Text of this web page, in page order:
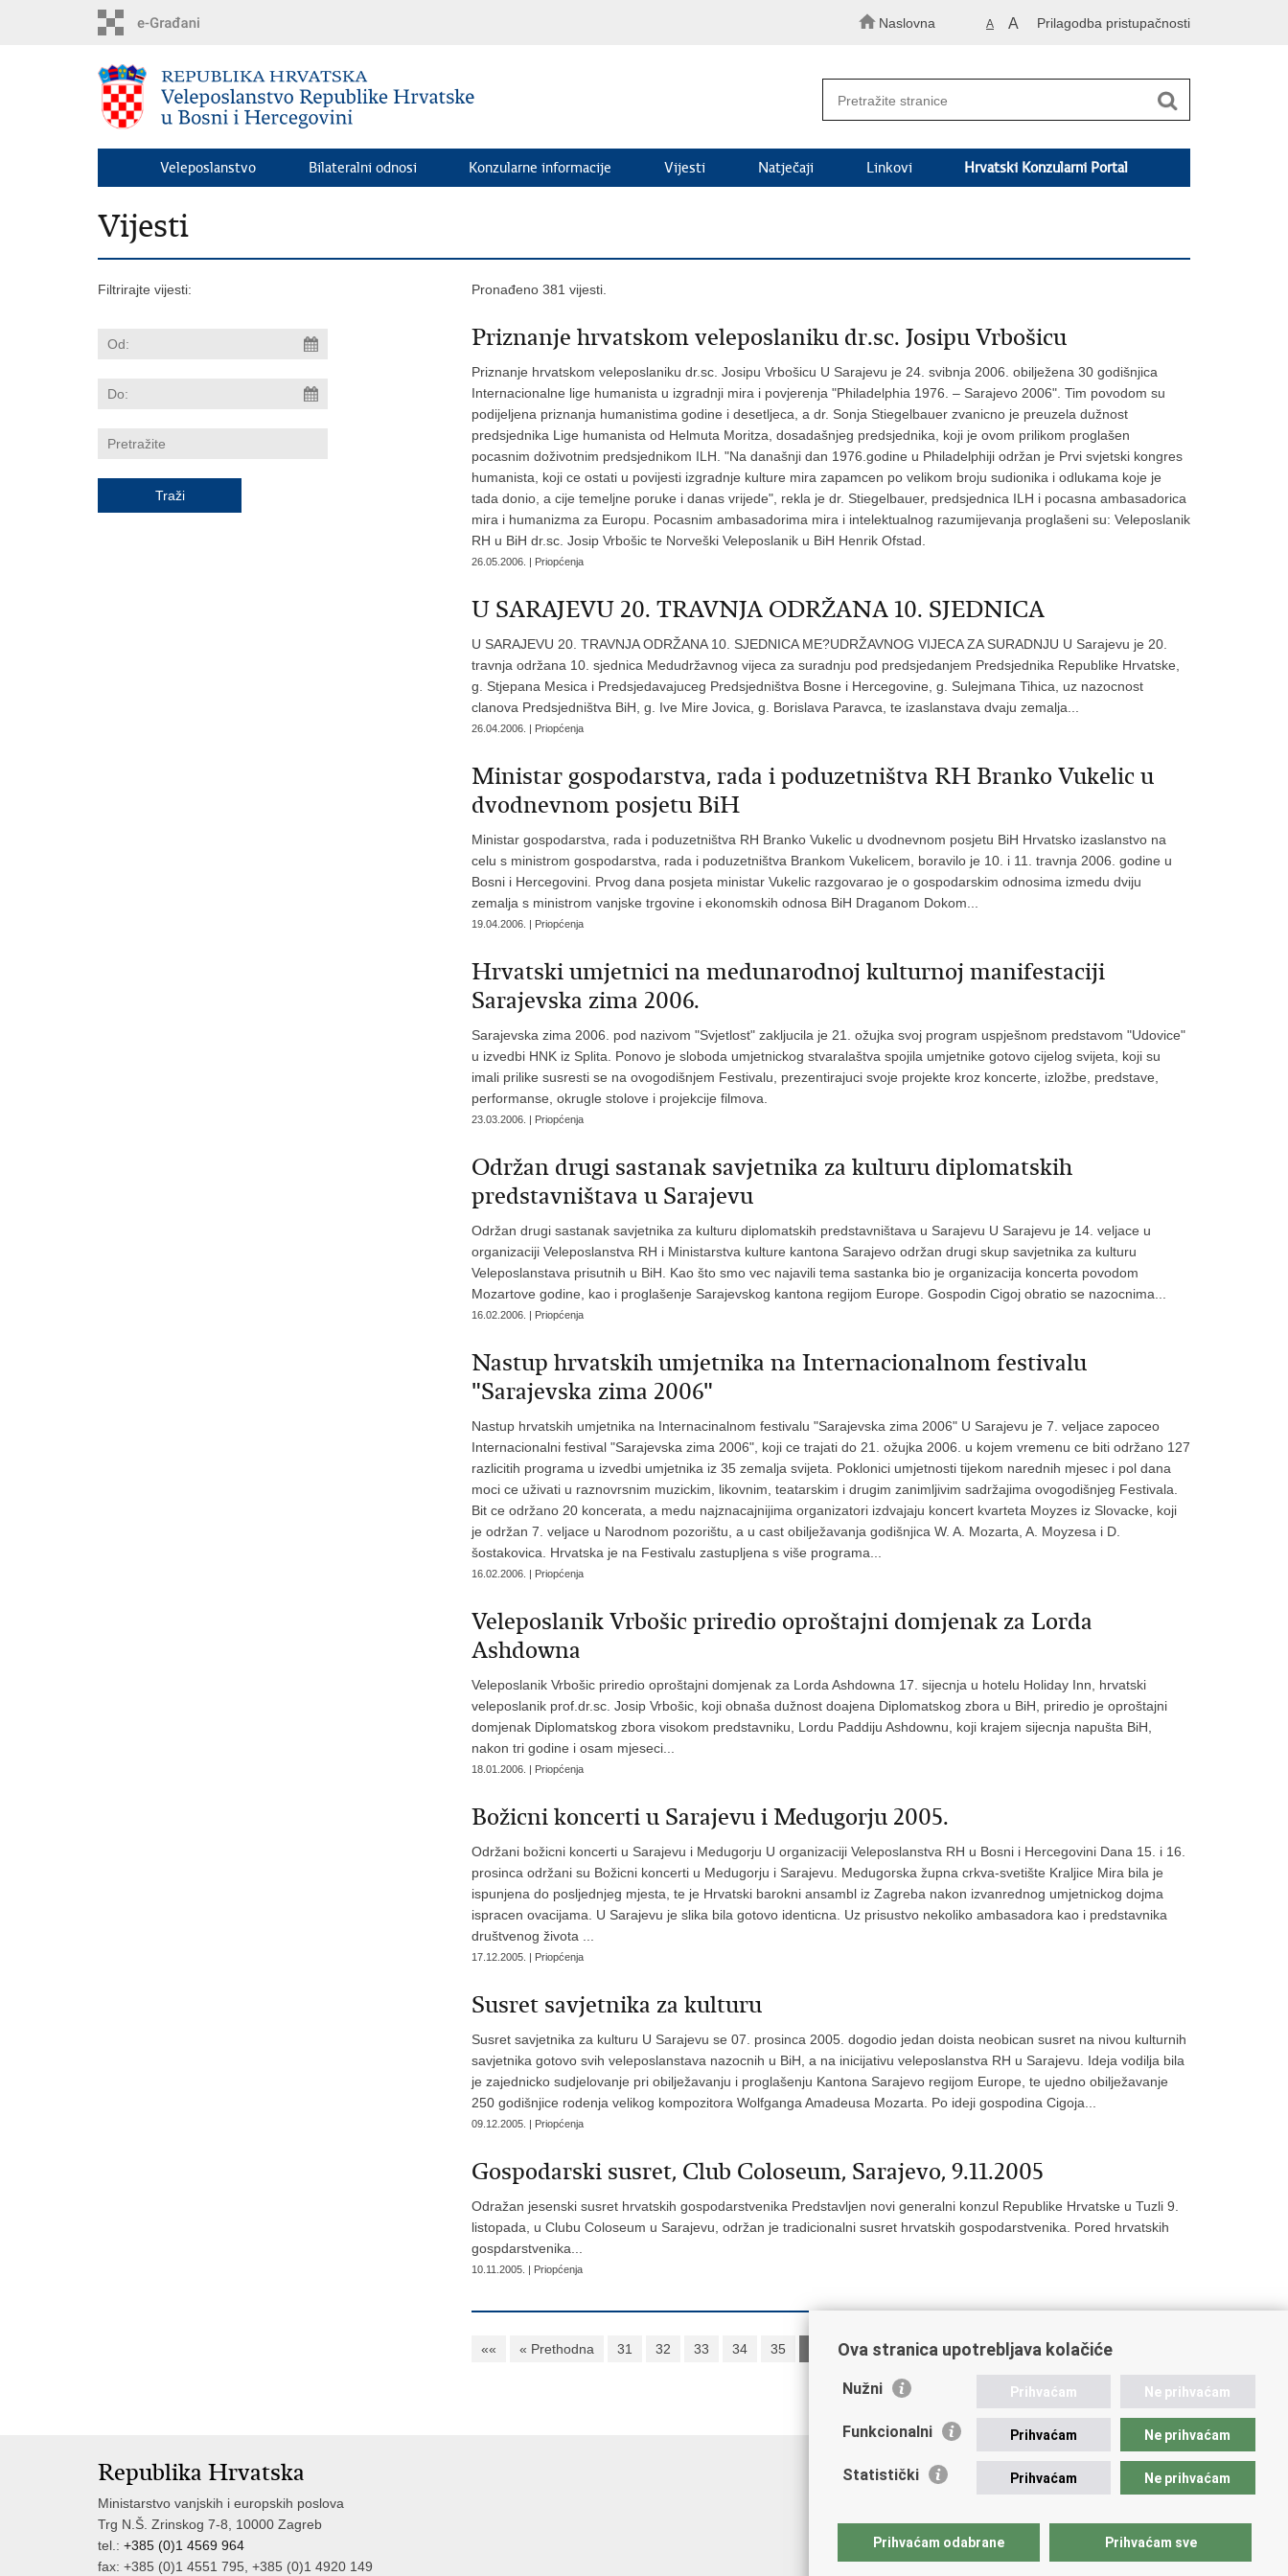
Naslovna A A Prilagodba pristupačnosti
Veleposlanstvo Bilateralni odnosi Konzularne informacije Vijesti Natječaji Linkovi Hrvatski Konzularni Portal
Vijesti
Filtrirajte vijesti: Pronađeno 381 vijesti.
Priznanje hrvatskom veleposlaniku dr.sc. Josipu Vrbošicu
Priznanje hrvatskom veleposlaniku dr.sc. Josipu Vrbošicu U Sarajevu je 24. svibnja 2006. obilježena 30 godišnjica
Internacionalne lige humanista u izgradnji mira i povjerenja "Philadelphia 1976. – Sarajevo 2006". Tim povodom su
podijeljena priznanja humanistima godine i desetljeca, a dr. Sonja Stiegelbauer zvanicno je preuzela dužnost
predsjednika Lige humanista od Helmuta Moritza, dosadašnjeg predsjednika, koji je ovom prilikom proglašen
pocasnim doživotnim predsjednikom ILH. "Na današnji dan 1976.godine u Philadelphiji održan je Prvi svjetski kongres
humanista, koji ce ostati u povijesti izgradnje kulture mira zapamcen po velikom broju sudionika i odlukama koje je
tada donio, a cije temeljne poruke i danas vrijede", rekla je dr. Stiegelbauer, predsjednica ILH i pocasna ambasadorica
mira i humanizma za Europu. Pocasnim ambasadorima mira i intelektualnog razumijevanja proglašeni su: Veleposlanik
RH u BiH dr.sc. Josip Vrbošic te Norveški Veleposlanik u BiH Henrik Ofstad.
26.05.2006. | Priopćenja
U SARAJEVU 20. TRAVNJA ODRŽANA 10. SJEDNICA
U SARAJEVU 20. TRAVNJA ODRŽANA 10. SJEDNICA ME?UDRŽAVNOG VIJECA ZA SURADNJU U Sarajevu je 20.
travnja održana 10. sjednica Medudržavnog vijeca za suradnju pod predsjedanjem Predsjednika Republike Hrvatske,
g. Stjepana Mesica i Predsjedavajuceg Predsjedništva Bosne i Hercegovine, g. Sulejmana Tihica, uz nazocnost
clanova Predsjedništva BiH, g. Ive Mire Jovica, g. Borislava Paravca, te izaslanstava dvaju zemalja...
26.04.2006. | Priopćenja
Ministar gospodarstva, rada i poduzetništva RH Branko Vukelic u
dvodnevnom posjetu BiH
Ministar gospodarstva, rada i poduzetništva RH Branko Vukelic u dvodnevnom posjetu BiH Hrvatsko izaslanstvo na
celu s ministrom gospodarstva, rada i poduzetništva Brankom Vukelicem, boravilo je 10. i 11. travnja 2006. godine u
Bosni i Hercegovini. Prvog dana posjeta ministar Vukelic razgovarao je o gospodarskim odnosima izmedu dviju
zemalja s ministrom vanjske trgovine i ekonomskih odnosa BiH Draganom Dokom...
19.04.2006. | Priopćenja
Hrvatski umjetnici na medunarodnoj kulturnoj manifestaciji
Sarajevska zima 2006.
Sarajevska zima 2006. pod nazivom "Svjetlost" zakljucila je 21. ožujka svoj program uspješnom predstavom "Udovice"
u izvedbi HNK iz Splita. Ponovo je sloboda umjetnickog stvaralaštva spojila umjetnike gotovo cijelog svijeta, koji su
imali prilike susresti se na ovogodišnjem Festivalu, prezentirajuci svoje projekte kroz koncerte, izložbe, predstave,
performanse, okrugle stolove i projekcije filmova.
23.03.2006. | Priopćenja
Održan drugi sastanak savjetnika za kulturu diplomatskih
predstavništava u Sarajevu
Održan drugi sastanak savjetnika za kulturu diplomatskih predstavništava u Sarajevu U Sarajevu je 14. veljace u
organizaciji Veleposlanstva RH i Ministarstva kulture kantona Sarajevo održan drugi skup savjetnika za kulturu
Veleposlanstava prisutnih u BiH. Kao što smo vec najavili tema sastanka bio je organizacija koncerta povodom
Mozartove godine, kao i proglašenje Sarajevskog kantona regijom Europe. Gospodin Cigoj obratio se nazocnima...
16.02.2006. | Priopćenja
Nastup hrvatskih umjetnika na Internacionalnom festivalu
"Sarajevska zima 2006"
Nastup hrvatskih umjetnika na Internacinalnom festivalu "Sarajevska zima 2006" U Sarajevu je 7. veljace zapoceo
Internacionalni festival "Sarajevska zima 2006", koji ce trajati do 21. ožujka 2006. u kojem vremenu ce biti održano 127
razlicitih programa u izvedbi umjetnika iz 35 zemalja svijeta. Poklonici umjetnosti tijekom narednih mjesec i pol dana
moci ce uživati u raznovrsnim muzickim, likovnim, teatarskim i drugim zanimljivim sadržajima ovogodišnjeg Festivala.
Bit ce održano 20 koncerata, a medu najznacajnijima organizatori izdvajaju koncert kvarteta Moyzes iz Slovacke, koji
je održan 7. veljace u Narodnom pozorištu, a u cast obilježavanja godišnjica W. A. Mozarta, A. Moyzesa i D.
šostakovica. Hrvatska je na Festivalu zastupljena s više programa...
16.02.2006. | Priopćenja
Veleposlanik Vrbošic priredio oproštajni domjenak za Lorda
Ashdowna
Veleposlanik Vrbošic priredio oproštajni domjenak za Lorda Ashdowna 17. sijecnja u hotelu Holiday Inn, hrvatski
veleposlanik prof.dr.sc. Josip Vrbošic, koji obnaša dužnost doajena Diplomatskog zbora u BiH, priredio je oproštajni
domjenak Diplomatskog zbora visokom predstavniku, Lordu Paddiju Ashdownu, koji krajem sijecnja napušta BiH,
nakon tri godine i osam mjeseci...
18.01.2006. | Priopćenja
Božicni koncerti u Sarajevu i Medugorju 2005.
Održani božicni koncerti u Sarajevu i Medugorju U organizaciji Veleposlanstva RH u Bosni i Hercegovini Dana 15. i 16.
prosinca održani su Božicni koncerti u Medugorju i Sarajevu. Medugorska župna crkva-svetište Kraljice Mira bila je
ispunjena do posljednjeg mjesta, te je Hrvatski barokni ansambl iz Zagreba nakon izvanrednog umjetnickog dojma
ispracen ovacijama. U Sarajevu je slika bila gotovo identicna. Uz prisustvo nekoliko ambasadora kao i predstavnika
društvenog života ...
17.12.2005. | Priopćenja
Susret savjetnika za kulturu
Susret savjetnika za kulturu U Sarajevu se 07. prosinca 2005. dogodio jedan doista neobican susret na nivou kulturnih
savjetnika gotovo svih veleposlanstava nazocnih u BiH, a na inicijativu veleposlanstva RH u Sarajevu. Ideja vodilja bila
je zajednicko sudjelovanje pri obilježavanju i proglašenju Kantona Sarajevo regijom Europe, te ujedno obilježavanje
250 godišnjice rodenja velikog kompozitora Wolfganga Amadeusa Mozarta. Po ideji gospodina Cigoja...
09.12.2005. | Priopćenja
Gospodarski susret, Club Coloseum, Sarajevo, 9.11.2005
Odražan jesenski susret hrvatskih gospodarstvenika Predstavljen novi generalni konzul Republike Hrvatske u Tuzli 9.
listopada, u Clubu Coloseum u Sarajevu, održan je tradicionalni susret hrvatskih gospodarstvenika. Pored hrvatskih
gospdarstvenika...
10.11.2005. | Priopćenja
«« « Prethodna 31 32 33 34 35 37 38 39 Sljedeća »
Republika Hrvatska
Ministarstvo vanjskih i europskih poslova
Trg N.Š. Zrinskog 7-8, 10000 Zagreb
tel.: +385 (0)1 4569 964
fax: +385 (0)1 4551 795, +385 (0)1 4920 149
Ova stranica upotrebljava kolačiće
Nužni Prihvaćam Ne prihvaćam
Funkcionalni Prihvaćam Ne prihvaćam
Statistički Prihvaćam Ne prihvaćam
Prihvaćam odabrane Prihvaćam sve